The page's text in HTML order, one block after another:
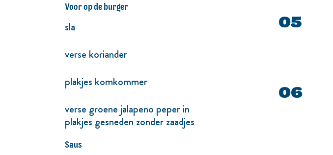
Voor op de burger
sla
verse koriander
plakjes komkommer
verse groene jalapeno peper in
plakjes gesneden zonder zaadjes
Saus